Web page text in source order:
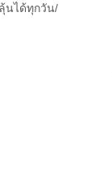
นได้ทุกวัน/